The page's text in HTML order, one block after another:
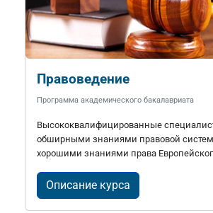
Правоведение
Программа академического бакалавриата
Высококвалифицированные
обширными знаниями правовой
хорошими знаниями права
Описание курса